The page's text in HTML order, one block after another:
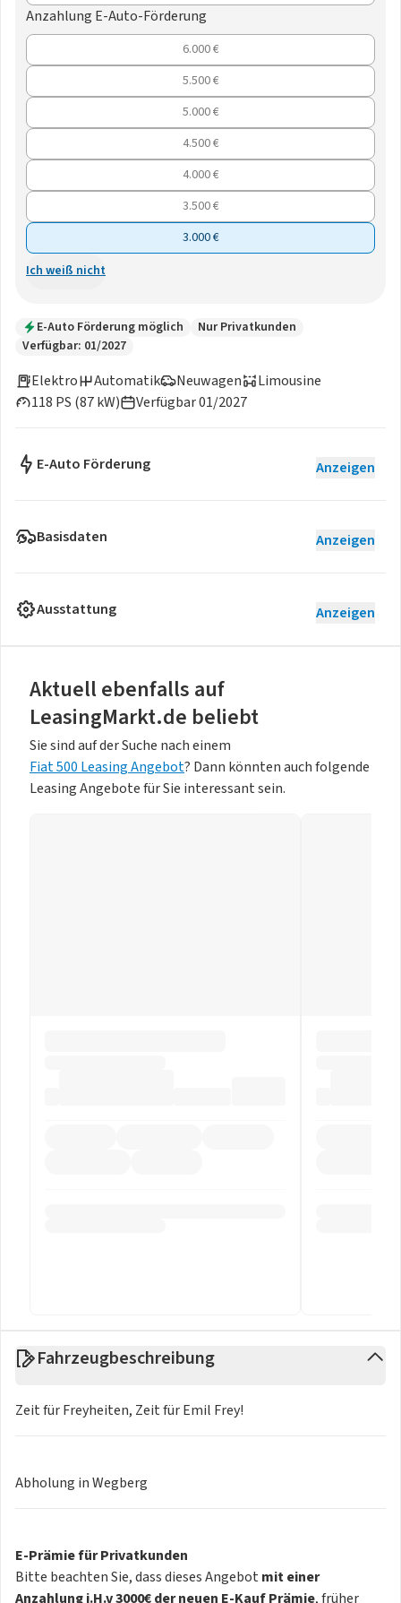
Anzahlung E-Auto-Förderung
6.000 €
5.500 €
5.000 €
4.500 €
4.000 €
3.500 €
3.000 €
Ich weiß nicht
E-Auto Förderung möglich
Nur Privatkunden
Verfügbar: 01/2027
Elektro
Neuwagen
118 PS (87 kW)
Automatik
Limousine
Verfügbar 01/2027
E-Auto Förderung Anzeigen
Basisdaten Anzeigen
Ausstattung Anzeigen
Aktuell ebenfalls auf
LeasingMarkt.de beliebt
Sie sind auf der Suche nach einem
Fiat 500 Leasing Angebot? Dann könnten auch folgende
Leasing Angebote für Sie interessant sein.
Fahrzeugbeschreibung
Zeit für Freyheiten, Zeit für Emil Frey!
Abholung in Wegberg
E-Prämie für Privatkunden
Bitte beachten Sie, dass dieses Angebot mit einer
Anzahlung i.H.v 3000€ der neuen E-Kauf Prämie, früher